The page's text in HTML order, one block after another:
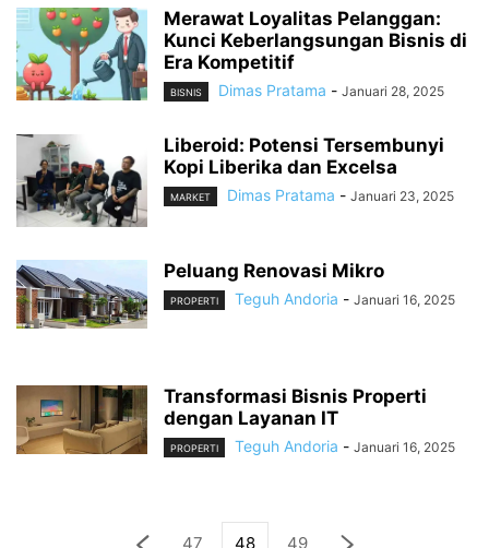
Merawat Loyalitas Pelanggan:
Kunci Keberlangsungan Bisnis di
Era Kompetitif
BISNIS Dimas Pratama - Januari 28, 2025
Liberoid: Potensi Tersembunyi
Kopi Liberika dan Excelsa
MARKET Dimas Pratama - Januari 23, 2025
Peluang Renovasi Mikro
PROPERTI Teguh Andoria - Januari 16, 2025
Transformasi Bisnis Properti
dengan Layanan IT
PROPERTI Teguh Andoria - Januari 16, 2025
47 48 49